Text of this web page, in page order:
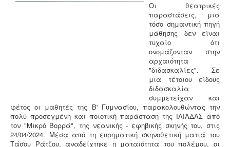
Οι θεατρικές
παραστάσεις, μια
τόσο σημαντική πηγή
μάθησης δεν είναι
τυχαίο ότι
ονομάζονταν στην
αρχαιότητα
"διδασκαλίες". Σε
μια τέτοιου είδους
διδασκαλία
συμμετείχαν και
φέτος οι μαθητές της Β' Γυμνασίου, παρακολουθώντας την
πολύ προσεγμένη και ποιοτική παράσταση της ΙΛΙΑΔΑΣ από
τον "Μικρό Βορρά", της νεανικής - εφηβικής σκηνής του, στις
24/04/2024. Μέσα από τη ευρηματική σκηνοθετική ματιά του
Τάσου Ράτζου, αναδείχτηκε η ματαιότητα του πολέμου, οι